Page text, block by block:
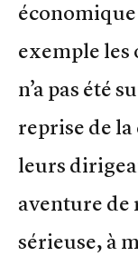
exemple les
n’a pas été
reprise de la
leurs
aventure
sérieuse, à